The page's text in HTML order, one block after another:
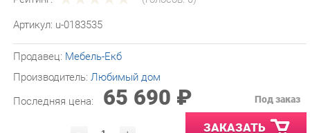
u-0183535
Производитель:Любимый дом
Последняя цена: 65 690 ₽
- ЗАКАЗАТЬ